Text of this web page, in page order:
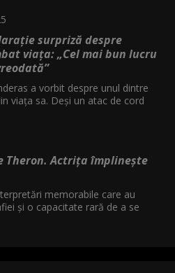
surpriză despre
viața: „Cel mai bun lucru
a vorbit despre unul dintre
viața sa. Deși un atac de cord
Theron. Actrița împlinește
memorabile care au
și o capacitate rară de a se